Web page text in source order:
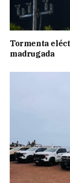
Tormenta
madrugada